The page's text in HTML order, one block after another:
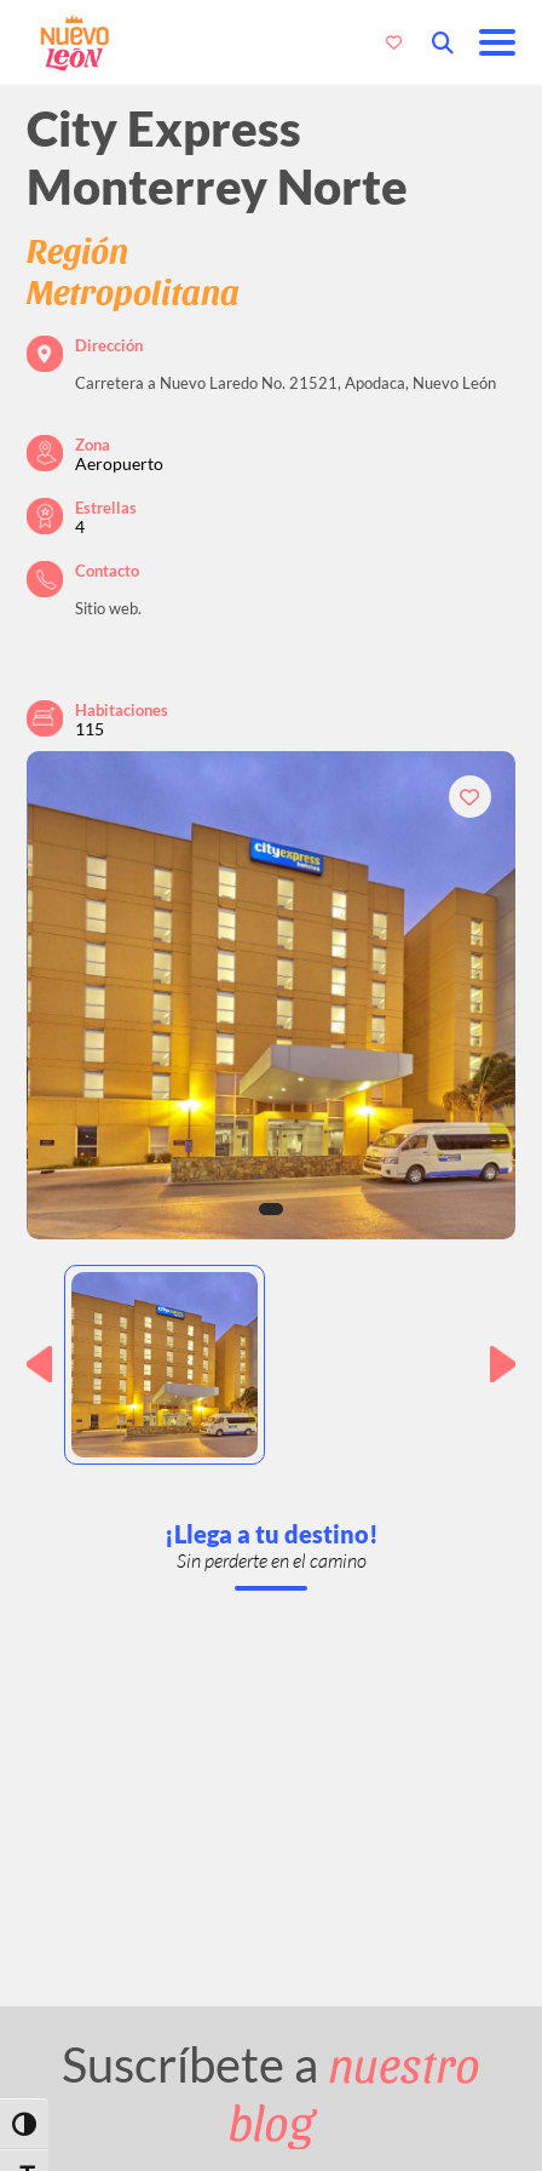
Toggle High Contrast
City Express
Monterrey Norte
Región
Metropolitana
Dirección
Carretera a Nuevo Laredo No. 21521, Apodaca, Nuevo León
Zona
Aeropuerto
Estrellas
4
Contacto
Sitio web.
Habitaciones
115
¡Llega a tu destino!
Sin perderte en el camino
Suscríbete a nuestro
blog